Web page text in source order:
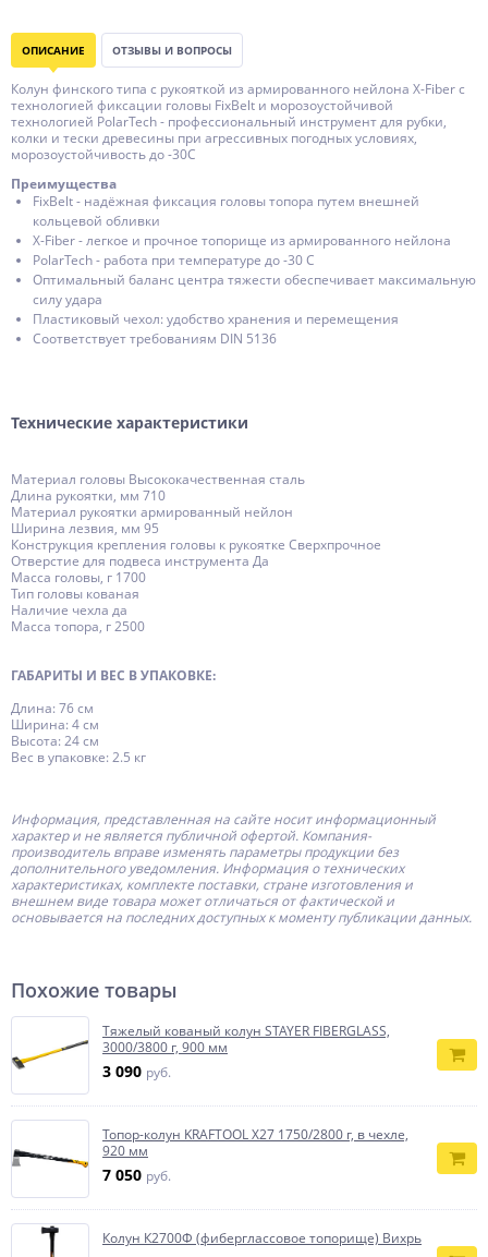
ОПИСАНИЕ ОТЗЫВЫ И ВОПРОСЫ
Колун финского типа с рукояткой из армированного нейлона X-Fiber с
технологией фиксации головы FixBelt и морозоустойчивой
технологией PolarTech - профессиональный инструмент для рубки,
колки и тески древесины при агрессивных погодных условиях,
морозоустойчивость до -30С
Преимущества
FixBelt - надёжная фиксация головы топора путем внешней
кольцевой обливки
Х-Fiber - легкое и прочное топорище из армированного нейлона
PolarTech - работа при температуре до -30 С
Оптимальный баланс центра тяжести обеспечивает максимальную
силу удара
Пластиковый чехол: удобство хранения и перемещения
Соответствует требованиям DIN 5136
Технические характеристики
Материал головы Высококачественная сталь
Длина рукоятки, мм 710
Материал рукоятки армированный нейлон
Ширина лезвия, мм 95
Конструкция крепления головы к рукоятке Сверхпрочное
Отверстие для подвеса инструмента Да
Масса головы, г 1700
Тип головы кованая
Наличие чехла да
Масса топора, г 2500
ГАБАРИТЫ И ВЕС В УПАКОВКЕ:
Длина: 76 см
Ширина: 4 см
Высота: 24 см
Вес в упаковке: 2.5 кг
Информация, представленная на сайте носит информационный
характер и не является публичной офертой. Компания-
производитель вправе изменять параметры продукции без
дополнительного уведомления. Информация о технических
характеристиках, комплекте поставки, стране изготовления и
внешнем виде товара может отличаться от фактической и
основывается на последних доступных к моменту публикации данных.
Похожие товары
Тяжелый кованый колун STAYER FIBERGLASS,
3000/3800 г, 900 мм
3 090 руб.
Топор-колун KRAFTOOL X27 1750/2800 г, в чехле,
920 мм
7 050 руб.
Колун К2700Ф (фиберглассовое топорище) Вихрь